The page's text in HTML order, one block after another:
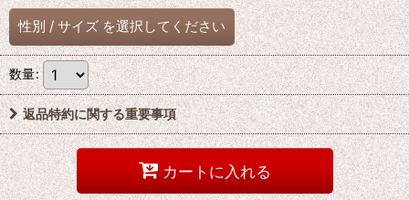
性別 / サイズ を選択してください
数量:
返品特約に関する重要事項
カートに入れる